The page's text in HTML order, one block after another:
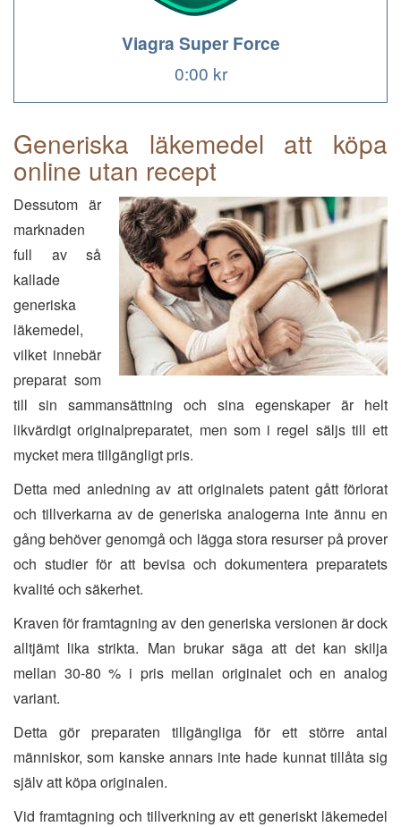
Viagra Super Force
0:00 kr
Generiska läkemedel att köpa
online utan recept
Dessutom är
marknaden
full av så
kallade
generiska
läkemedel,
vilket innebär
preparat som
till sin sammansättning och sina egenskaper är helt
likvärdigt originalpreparatet, men som i regel säljs till ett
mycket mera tillgängligt pris.
Detta med anledning av att originalets patent gått förlorat
och tillverkarna av de generiska analogerna inte ännu en
gång behöver genomgå och lägga stora resurser på prover
och studier för att bevisa och dokumentera preparatets
kvalité och säkerhet.
Kraven för framtagning av den generiska versionen är dock
alltjämt lika strikta. Man brukar säga att det kan skilja
mellan 30-80 % i pris mellan originalet och en analog
variant.
Detta gör preparaten tillgängliga för ett större antal
människor, som kanske annars inte hade kunnat tillåta sig
själv att köpa originalen.
Vid framtagning och tillverkning av ett generiskt läkemedel